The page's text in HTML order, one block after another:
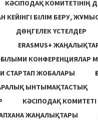
КӘСІПОДАҚ КОМИТЕТІНІҢ
КЕЙІНГІ БІЛІМ БЕРУ,
ДӨҢГЕЛЕК ҮСТЕЛДЕР
ERASMUS+
ҒЫЛЫМИ КОНФЕРЕНЦИЯЛАР
СТАРТАП ЖОБАЛАРЫ
ЫНТЫМАҚТАСТЫҚ
КӘСІПОДАҚ КОМИТЕТІ
ЖАҢАЛЫҚТАРЫ